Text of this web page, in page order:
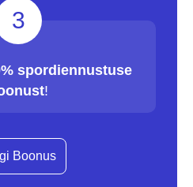
3
spordiennustuse
!
Boonus